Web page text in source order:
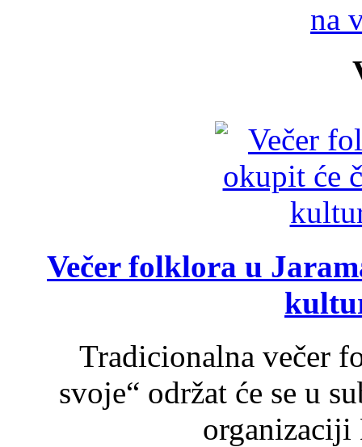
na
Večer folklora u
Tradicionalna večer
svoje“ održat će se u
organizaciji